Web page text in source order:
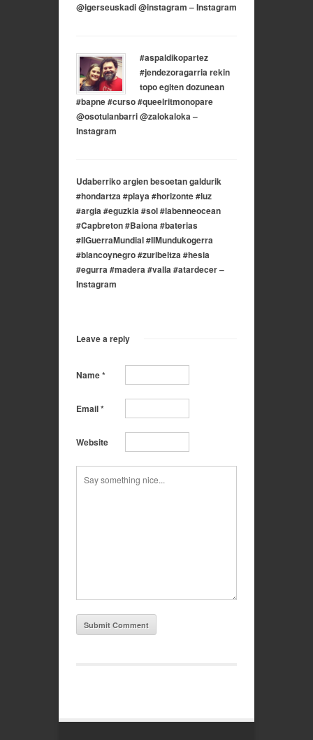
@igerseuskadi @instagram – Instagram
#aspaldikopartez
#jendezoragarria rekin
topo egiten dozunean
#bapne #curso #queelritmonopare
@osotulanbarri @zalokaloka –
Instagram
Udaberriko argien besoetan galdurik
#hondartza #playa #horizonte #luz
#argia #eguzkia #sol #labenneocean
#Capbreton #Baiona #baterias
#IIGuerraMundial #IIMundukogerra
#blancoynegro #zuribeltza #hesia
#egurra #madera #valla #atardecer –
Instagram
Leave a reply
Name*
Email*
Website